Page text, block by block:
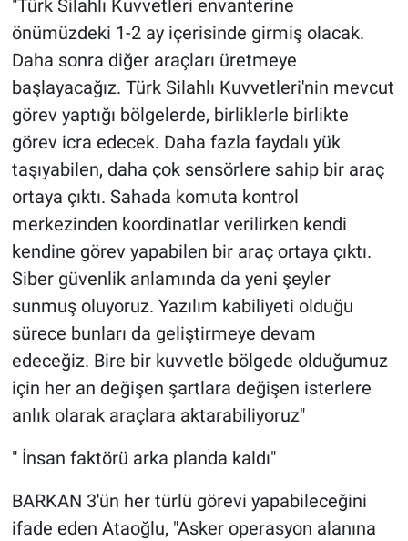
"Türk Silahlı Kuvvetleri envanterine
önümüzdeki 1-2 ay içerisinde girmiş olacak.
Daha sonra diğer araçları üretmeye
başlayacağız. Türk Silahlı Kuvvetleri'nin mevcut
görev yaptığı bölgelerde, birliklerle birlikte
görev icra edecek. Daha fazla faydalı yük
taşıyabilen, daha çok sensörlere sahip bir araç
ortaya çıktı. Sahada komuta kontrol
merkezinden koordinatlar verilirken kendi
kendine görev yapabilen bir araç ortaya çıktı.
Siber güvenlik anlamında da yeni şeyler
sunmuş oluyoruz. Yazılım kabiliyeti olduğu
sürece bunları da geliştirmeye devam
edeceğiz. Bire bir kuvvetle bölgede olduğumuz
için her an değişen şartlara değişen isterlere
anlık olarak araçlara aktarabiliyoruz"
" İnsan faktörü arka planda kaldı"
BARKAN 3'ün her türlü görevi yapabileceğini
ifade eden Ataoğlu, "Asker operasyon alanına